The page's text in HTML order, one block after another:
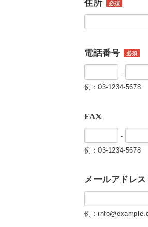
住所 必須
電話番号 必須
-
例：03-1234-5678
FAX
-
例：03-1234-5678
メールアドレス
例：